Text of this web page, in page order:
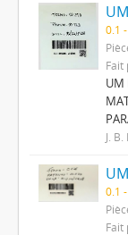
0.1
Fait
UM
J. B.
0.1
Fait